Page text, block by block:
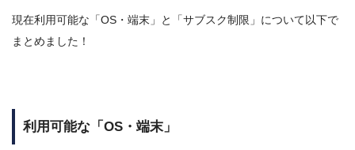
現在利用可能な「OS・端末」と「サブスク制限」について以下で
まとめました！
利用可能な「OS・端末」